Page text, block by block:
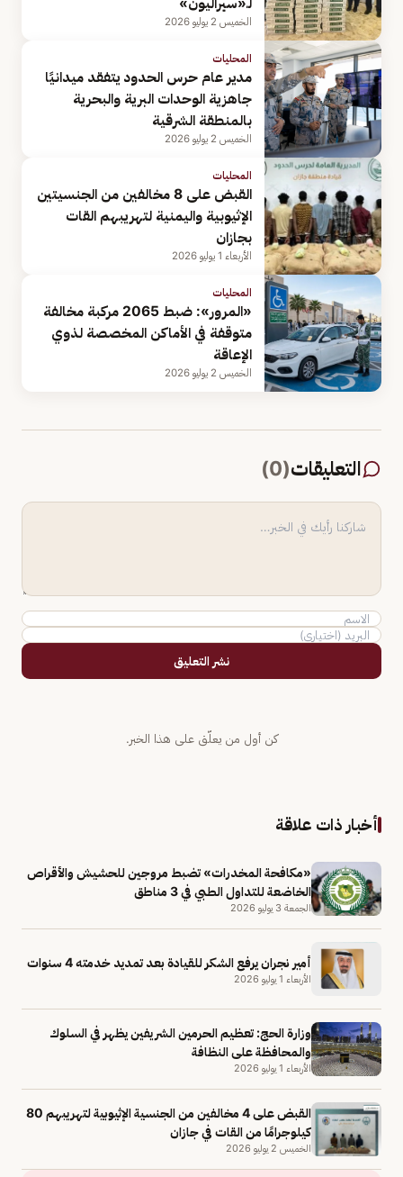
الخميس 2 يوليو 2026
المحليات
مدير عام حرس الحدود يتفقد ميدانيًا
جاهزية الوحدات البرية والبحرية
بالمنطقة الشرقية
الخميس 2 يوليو 2026
المحليات
القبض على 8 مخالفين من الجنسيتين
الإثيوبية واليمنية لتهريبهم القات
بجازان
الأربعاء 1 يوليو 2026
المحليات
«المرور»: ضبط 2065 مركبة مخالفة
متوقفة في الأماكن المخصصة لذوي
الإعاقة
الخميس 2 يوليو 2026
التعليقات(
0
)
نشر التعليق
كن أول من يعلّق على هذا الخبر.
أخبار ذات علاقة
«مكافحة المخدرات» تضبط مروجين للحشيش والأقراص
الخاضعة للتداول الطبي في 3 مناطق
الجمعة 3 يوليو 2026
أمير نجران يرفع الشكر للقيادة بعد تمديد خدمته 4 سنوات
الأربعاء 1 يوليو 2026
وزارة الحج: تعظيم الحرمين الشريفين يظهر في السلوك
والمحافظة على النظافة
الأربعاء 1 يوليو 2026
القبض على 4 مخالفين من الجنسية الإثيوبية لتهريبهم 80
كيلوجرامًا من القات في جازان
الخميس 2 يوليو 2026